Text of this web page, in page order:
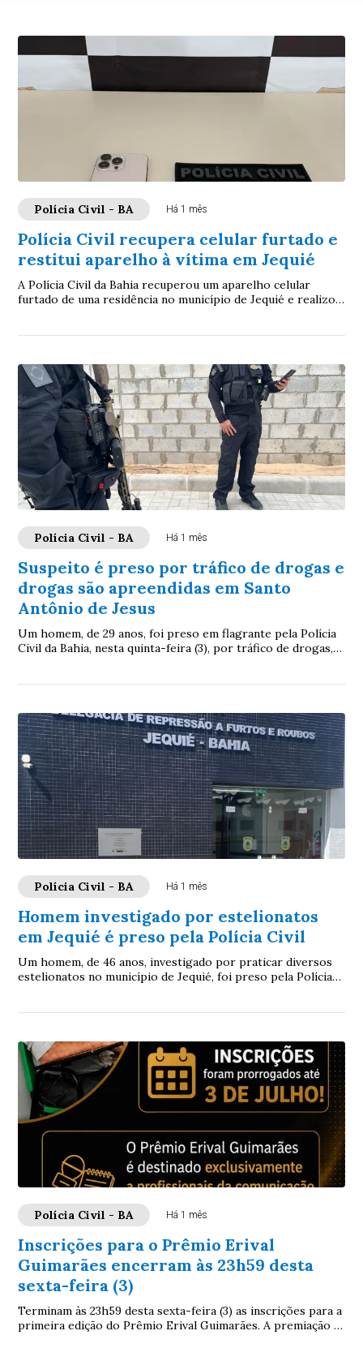
Polícia Civil - BA Há 1 mês
Polícia Civil recupera celular furtado e
restitui aparelho à vítima em Jequié
A Polícia Civil da Bahia recuperou um aparelho celular
furtado de uma residência no município de Jequié e realizou
Polícia Civil - BA Há 1 mês
Suspeito é preso por tráfico de drogas e
drogas são apreendidas em Santo
Antônio de Jesus
Um homem, de 29 anos, foi preso em flagrante pela Polícia
Civil da Bahia, nesta quinta-feira (3), por tráfico de drogas,
Polícia Civil - BA Há 1 mês
Homem investigado por estelionatos
em Jequié é preso pela Polícia Civil
Um homem, de 46 anos, investigado por praticar diversos
estelionatos no município de Jequié, foi preso pela Polícia
Polícia Civil - BA Há 1 mês
Inscrições para o Prêmio Erival
Guimarães encerram às 23h59 desta
sexta-feira (3)
Terminam às 23h59 desta sexta-feira (3) as inscrições para a
primeira edição do Prêmio Erival Guimarães. A premiação é